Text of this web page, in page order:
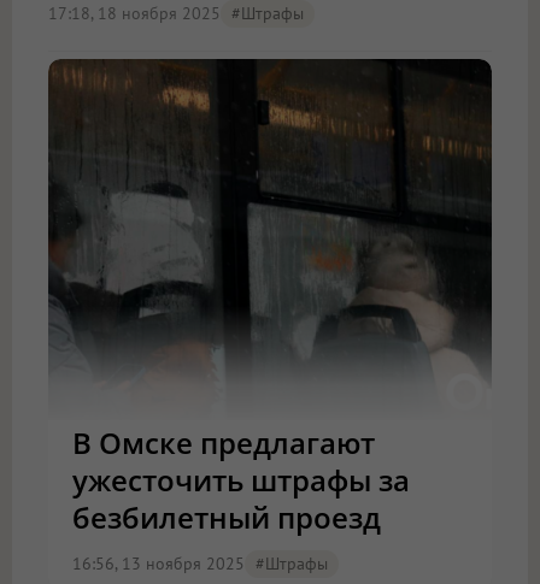
17:18, 18 ноября 2025 #штрафы
В Омске предлагают
ужесточить штрафы за
безбилетный проезд
16:56, 13 ноября 2025 #штрафы